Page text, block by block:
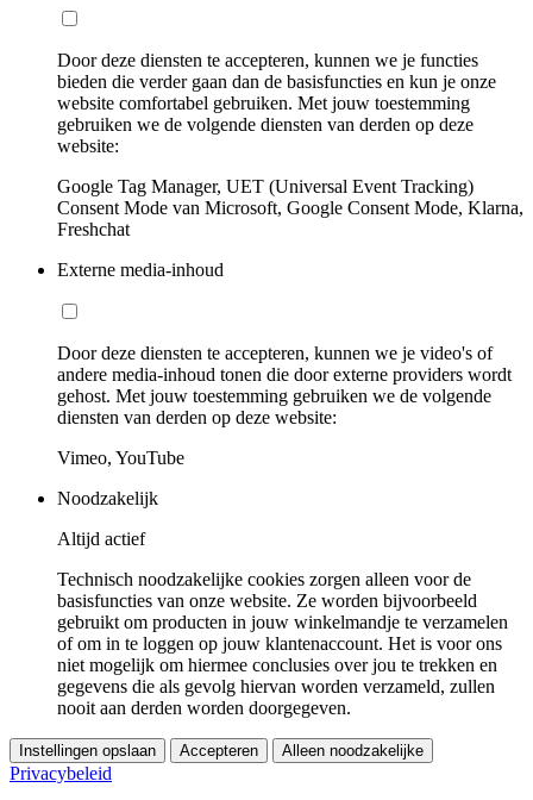
Door deze diensten te accepteren, kunnen we je functies
bieden die verder gaan dan de basisfuncties en kun je onze
website comfortabel gebruiken. Met jouw toestemming
gebruiken we de volgende diensten van derden op deze
website:
Google Tag Manager, UET (Universal Event Tracking)
Consent Mode van Microsoft, Google Consent Mode, Klarna,
Freshchat
Externe media-inhoud
Door deze diensten te accepteren, kunnen we je video's of
andere media-inhoud tonen die door externe providers wordt
gehost. Met jouw toestemming gebruiken we de volgende
diensten van derden op deze website:
Vimeo, YouTube
Noodzakelijk
Altijd actief
Technisch noodzakelijke cookies zorgen alleen voor de
basisfuncties van onze website. Ze worden bijvoorbeeld
gebruikt om producten in jouw winkelmandje te verzamelen
of om in te loggen op jouw klantenaccount. Het is voor ons
niet mogelijk om hiermee conclusies over jou te trekken en
gegevens die als gevolg hiervan worden verzameld, zullen
nooit aan derden worden doorgegeven.
Instellingen opslaan Accepteren Alleen noodzakelijke
Privacybeleid